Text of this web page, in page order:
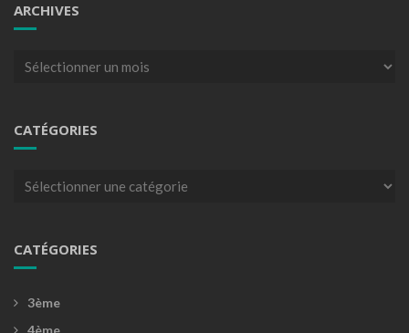
ARCHIVES
Archives
CATÉGORIES
Catégories
CATÉGORIES
3ème
4ème